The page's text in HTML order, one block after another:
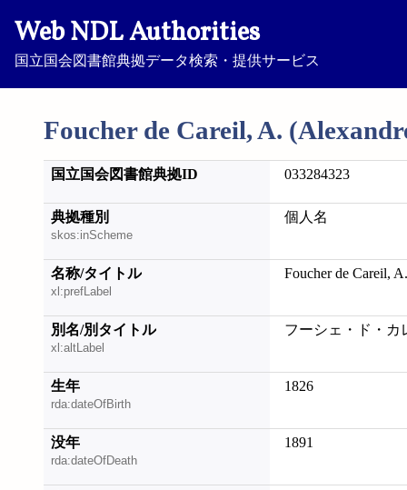
Web NDL Authorities
国立国会図書館典拠データ検索・提供サービス
Foucher de Careil, A.
国立国会図書館典拠ID 033284323
典拠種別
skos:inScheme
個人名
名称/タイトル
xl:prefLabel
Foucher de Careil,
別名/別タイトル
xl:altLabel
フーシェ・ド・カ
生年
rda:dateOfBirth
1826
没年
rda:dateOfDeath
1891